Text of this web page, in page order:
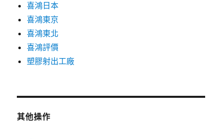
喜鴻日本
喜鴻東京
喜鴻東北
喜鴻評價
塑膠射出工廠
其他操作